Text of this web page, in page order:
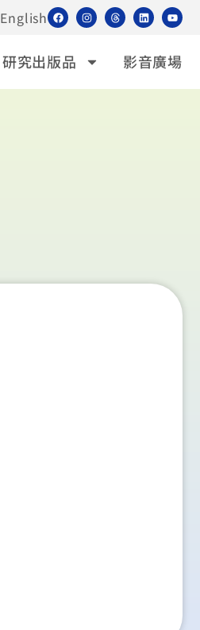
English
研究出版品 影音廣場